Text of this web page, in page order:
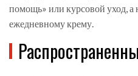
помощь» или курсовой уход, а
ежедневному крему.